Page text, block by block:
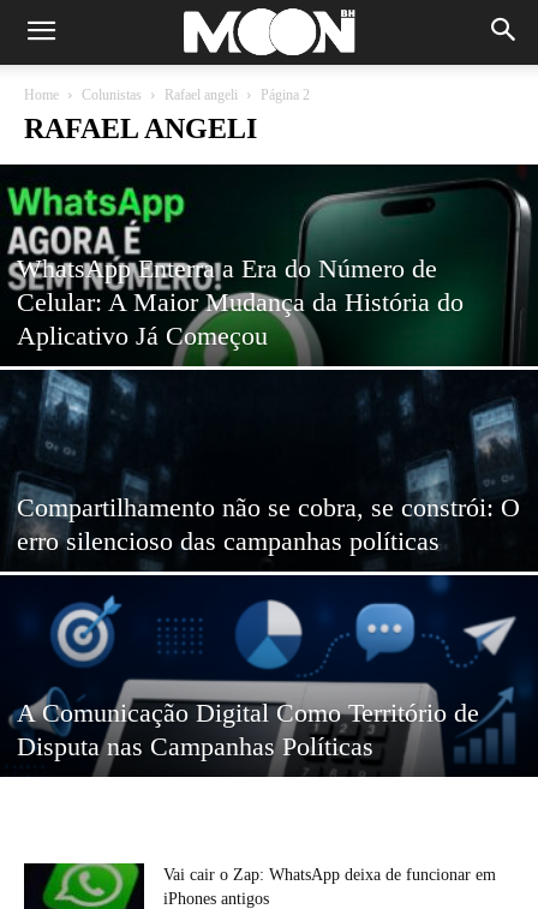
Home Colunistas Rafael angeli Página 2
RAFAEL ANGELI
WhatsApp Enterra a Era do Número de
Celular: A Maior Mudança da História do
Aplicativo Já Começou
Compartilhamento não se cobra, se constrói: O
erro silencioso das campanhas políticas
A Comunicação Digital Como Território de
Disputa nas Campanhas Políticas
Vai cair o Zap: WhatsApp deixa de funcionar em
iPhones antigos